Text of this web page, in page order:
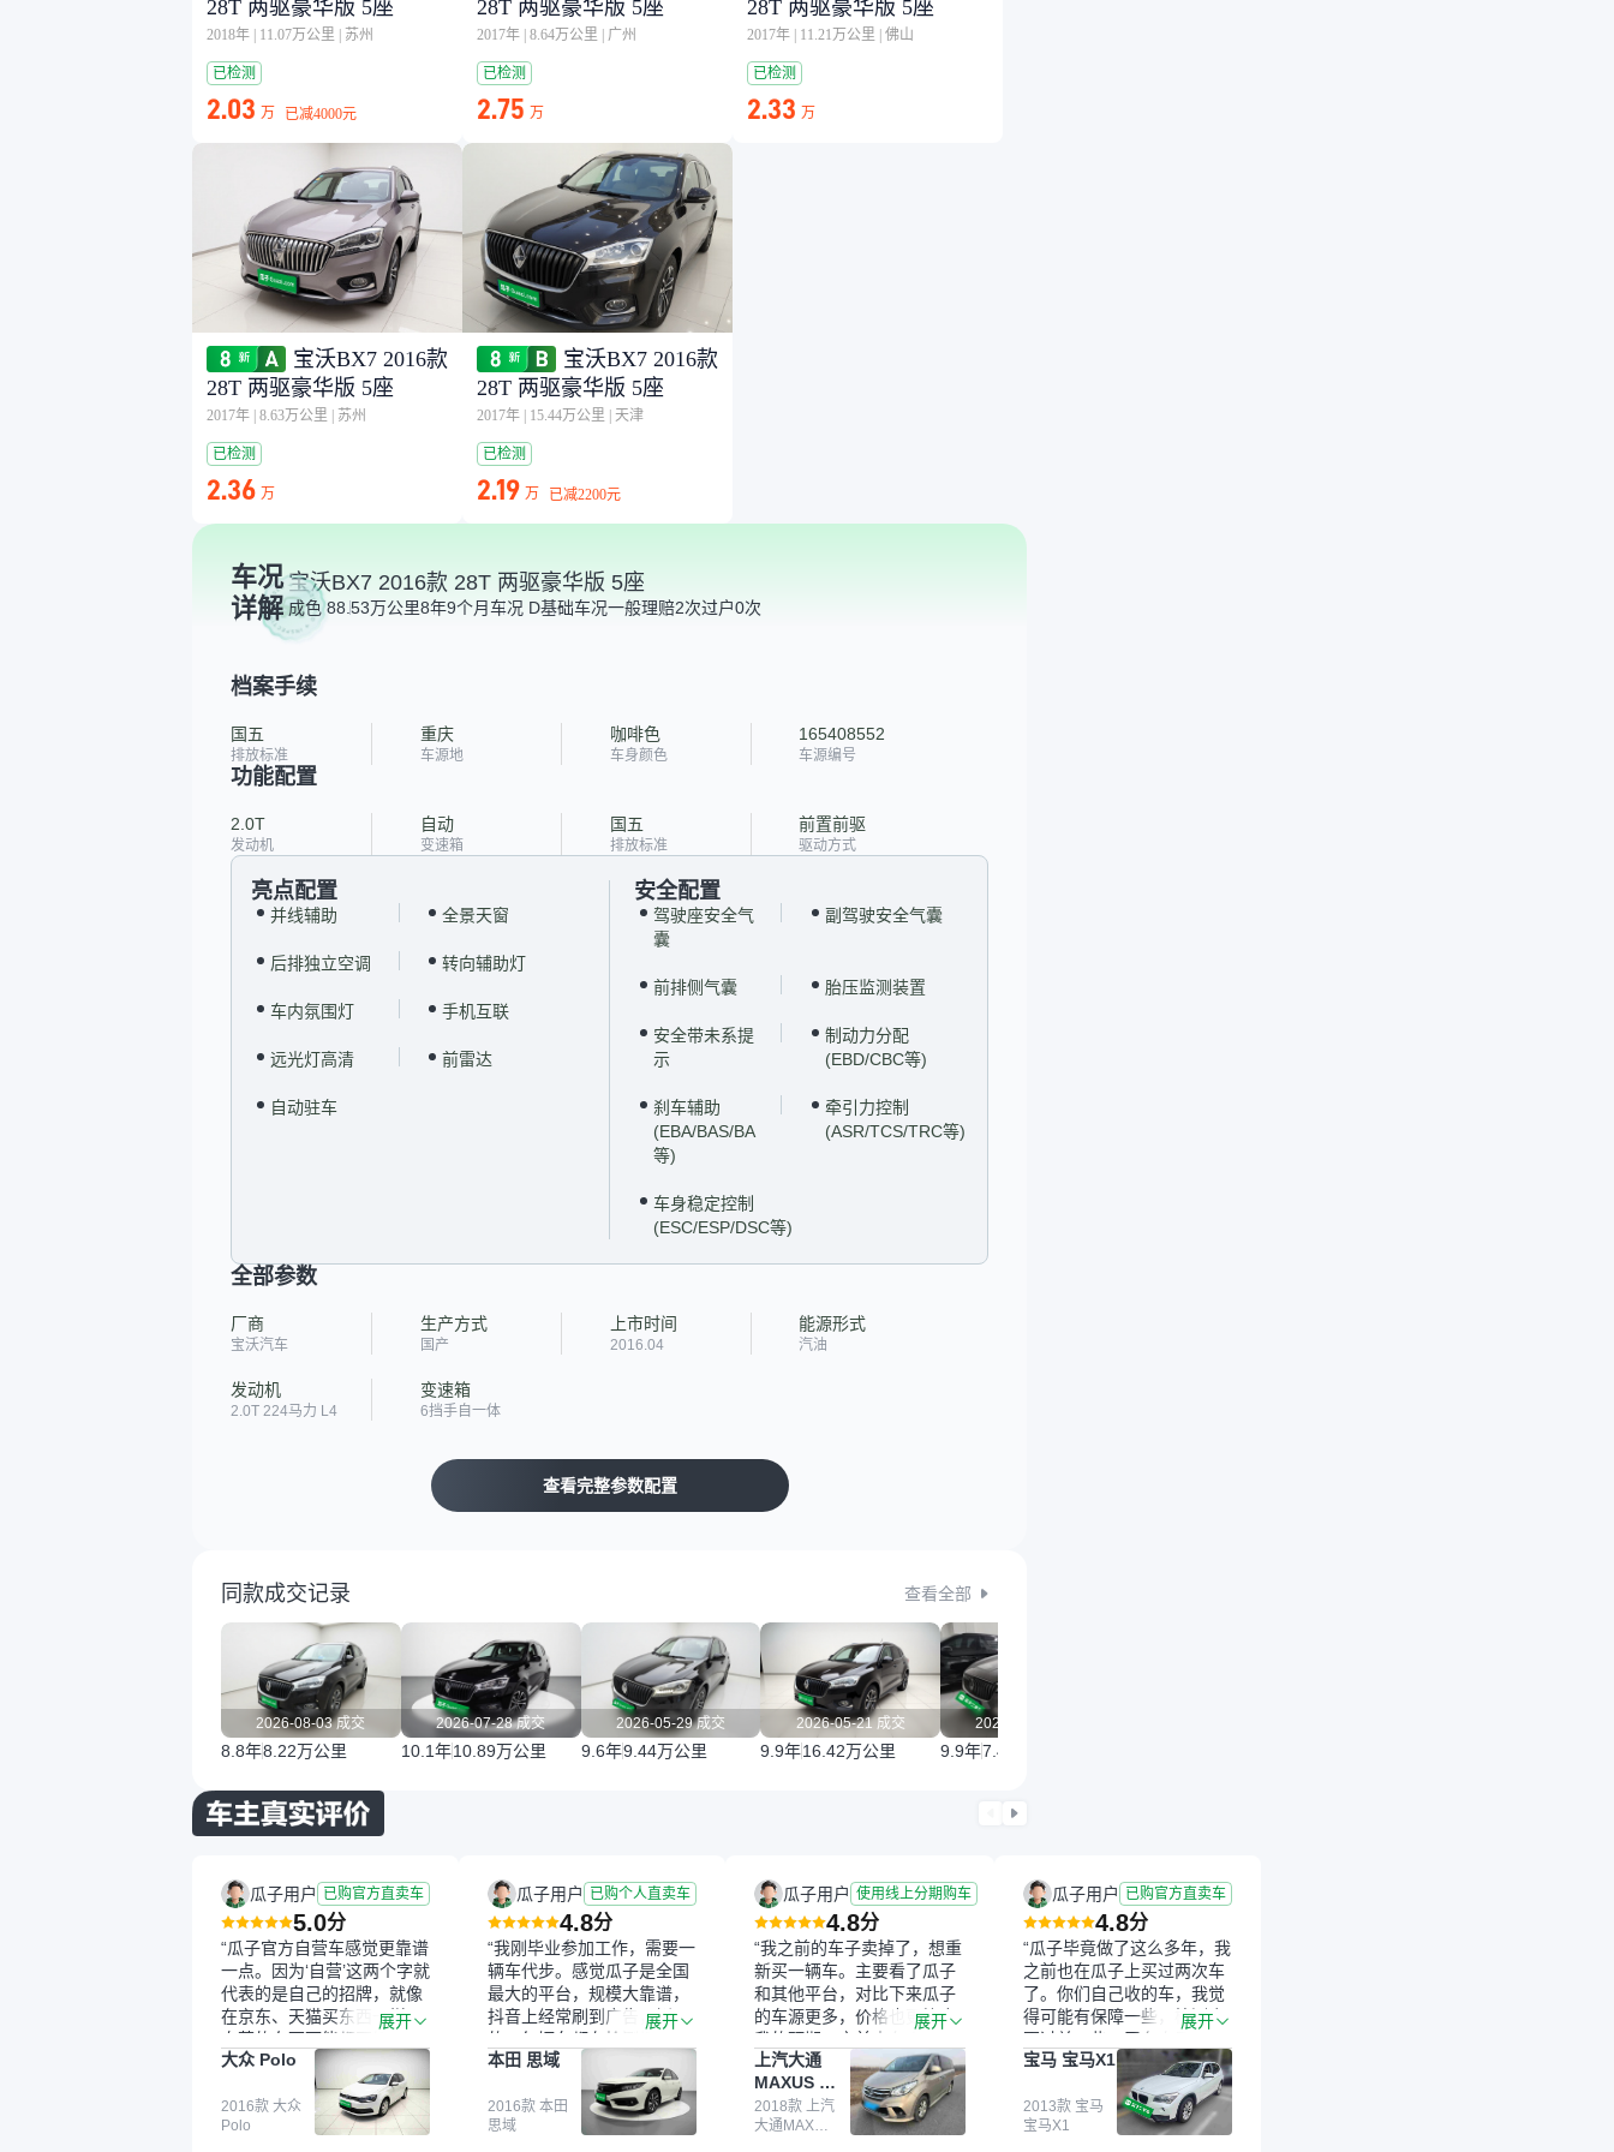
28T 两驱豪华版 5座
2018年 11.07万公里 苏州
已检测
2.03 万 已减4000元
28T 两驱豪华版 5座
2017年 8.64万公里 广州
已检测
2.75 万
28T 两驱豪华版 5座
2017年 11.21万公里 佛山
已检测
2.33 万
宝沃BX7 2016款
28T 两驱豪华版 5座
2017年 8.63万公里 苏州
已检测
2.36 万
宝沃BX7 2016款
28T 两驱豪华版 5座
2017年 15.44万公里 天津
已检测
2.19 万 已减2200元
车况
详解
宝沃BX7 2016款 28T 两驱豪华版 5座
成色 88.53万公里8年9个月车况 D基础车况一般理赔2次过户0次
档案手续
国五
排放标准
重庆
车源地
咖啡色
车身颜色
165408552
车源编号
功能配置
2.0T
发动机
自动
变速箱
国五
排放标准
前置前驱
驱动方式
亮点配置
并线辅助 全景天窗
后排独立空调 转向辅助灯
车内氛围灯 手机互联
远光灯高清 前雷达
自动驻车
安全配置
驾驶座安全气
囊
副驾驶安全气囊
前排侧气囊 胎压监测装置
安全带未系提
示
制动力分配
(EBD/CBC等)
刹车辅助
(EBA/BAS/BA
等)
牵引力控制
(ASR/TCS/TRC等)
车身稳定控制
(ESC/ESP/DSC等)
全部参数
厂商
宝沃汽车
生产方式
国产
上市时间
2016.04
能源形式
汽油
发动机
2.0T 224马力 L4
变速箱
6挡手自一体
查看完整参数配置
同款成交记录 查看全部
2026-08-03 成交
8.8年8.22万公里
2026-07-28 成交
10.1年10.89万公里
2026-05-29 成交
9.6年9.44万公里
2026-05-21 成交
9.9年16.42万公里
2026-05-13 成交
9.9年7.45万公里
瓜子用户 已购官方直卖车
5.0分
“瓜子官方自营车感觉更靠谱
一点。因为‘自营’这两个字就
代表的是自己的招牌，就像
在京东、天猫买东西一样，
自营的东西可能都要好一
点。就是这种刻板印象吧。
一开始买二手车的时候，我
确实有担心过事故车、泡水
车这些问题。瓜子的检测报
展开
大众 Polo
2016款 大众
Polo
瓜子用户 已购个人直卖车
4.8分
“我刚毕业参加工作，需要一
辆车代步。感觉瓜子是全国
最大的平台，规模大靠谱，
抖音上经常刷到广告，挺火
的。每辆车都有检测报告，
这个让我很放心。去外面买
车全凭卖家一张嘴，不敢
买。我买了本田思域，白
色，过户次数少，公里数符
展开
本田 思域
2016款 本田
思域
瓜子用户 使用线上分期购车
4.8分
“我之前的车子卖掉了，想重
新买一辆车。主要看了瓜子
和其他平台，对比下来瓜子
的车源更多，价格也更符合
我的预期。之前卖车来过瓜
子，虽然价格没谈成，但
APP一直留着。瓜子毕竟是
大平台，整体印象还好。我
最终买了一台上汽大通，18
展开
上汽大通
MAXUS 大
通G10
2018款 上汽
大通MAXUS
瓜子用户 已购官方直卖车
4.8分
“瓜子毕竟做了这么多年，我
之前也在瓜子上买过两次车
了。你们自己收的车，我觉
得可能有保障一些，检测会
更过关一些。平台自己收上
来再卖的车，应该更可靠。
我买的是宝马X1，主要看中
它的价格和公里数比较合
适。另外，瓜子承诺无火
展开
宝马 宝马X1
2013款 宝马
宝马X1